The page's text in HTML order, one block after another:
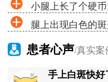
小腿上长了个硬
题
腿上出现白色的
患者心声/真实案
手上白斑快好